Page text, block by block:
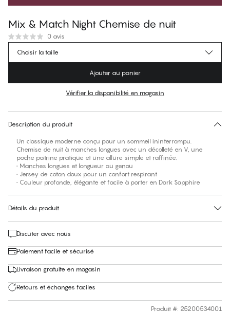
Mix & Match Night Chemise de nuit
0 avis
$94.99Prix régulier
Pas de taille suggérée pour cet article
Choisir la taille
Ajouter au panier
Vérifier la disponibilité en magasin
Description du produit
Un classique moderne conçu pour un sommeil ininterrompu.
Chemise de nuit à manches longues avec un décolleté en V, une
poche poitrine pratique et une allure simple et raffinée.
• Manches longues et longueur au genou
• Jersey de coton doux pour un confort respirant
• Couleur profonde, élégante et facile à porter en Dark Sapphire
Détails du produit
Discuter avec nous
Paiement facile et sécurisé
Livraison gratuite en magasin
Retours et échanges faciles
Produit #: 25200534001